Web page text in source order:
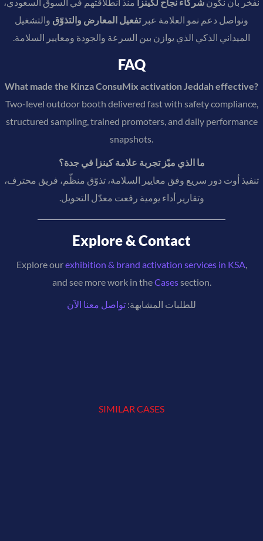
ونواصل دعم نمو العلامة عبرتفعيل المعارض والتذوّق والتشغيل
الميداني الذكي الذي يوازن بين السرعة والجودة ومعايير السلامة.
FAQ
What made the Kinza ConsuMix activation Jeddah effective?
Two-level outdoor booth delivered fast with safety compliance,
structured sampling, trained promoters, and daily performance
snapshots.
ما الذي ميّز تجربة علامة كينزا في جدة؟
تنفيذ أوت دور سريع وفق معايير السلامة، تذوّق منظّم، فريق محترف،
وتقارير أداء يومية رفعت معدّل التحويل.
Explore & Contact
Explore ourexhibition & brand activation services in KSA
and see more work in theCasessection.
للطلبات المشابهة: تواصل معنا الآن
SIMILAR CASES